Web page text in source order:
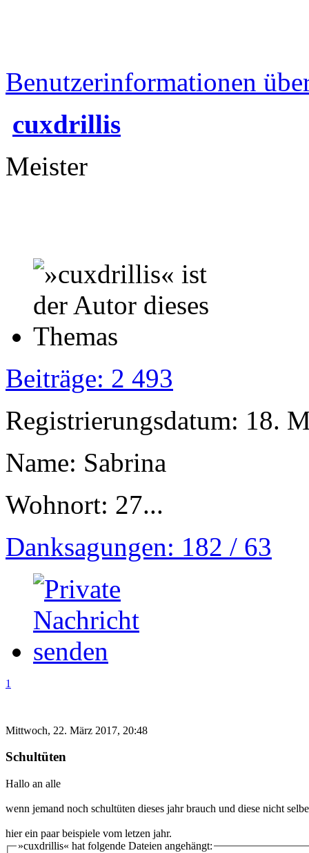
Benutzerinformationen
cuxdrillis
Meister
Beiträge: 2 493
Registrierungsdatum: 18.
Name: Sabrina
Wohnort: 27...
Danksagungen: 182 / 63
1
Mittwoch, 22. März 2017, 20:48
Schultüten
Hallo an alle
wenn jemand noch schultüten dieses jahr brauch und diese nicht
hier ein paar beispiele vom letzen jahr.
»cuxdrillis« hat folgende Dateien angehängt: